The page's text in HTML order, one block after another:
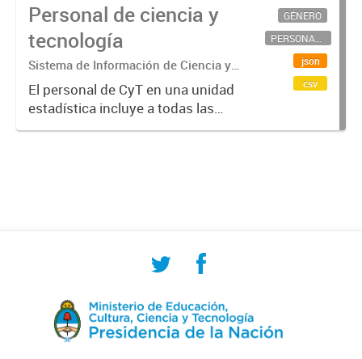
Personal de ciencia y
tecnología
Sistema de Información de Ciencia y
Tecnología Argentino (SICYTAR)
El personal de CyT en una unidad
estadística incluye a todas las
personas involucradas
GÉNERO
PERSONAL CIENTÍFICO-TECNOLÓGICO
json
csv